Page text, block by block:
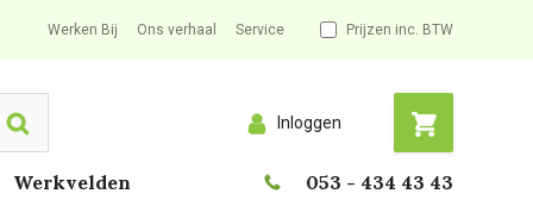
Werken Bij Ons verhaal Service Prijzen inc. BTW
Search Inloggen
Werkvelden 053 - 434 43 43